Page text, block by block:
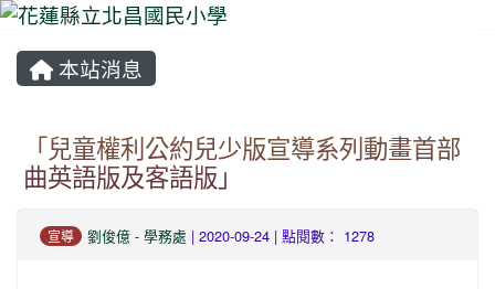
本站消息
「兒童權利公約兒少版宣導系列動畫首部
曲英語版及客語版」
宣導 劉俊億 - 學務處 | 2020-09-24 | 點閱數： 1278